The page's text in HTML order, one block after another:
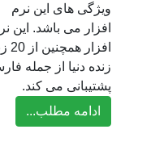
ویژگی های این نرم
افزار می باشد. این نرم
افزار همچنین از
زنده دنیا از جمله
پشتیبانی می کند.
ادامه مطلب...